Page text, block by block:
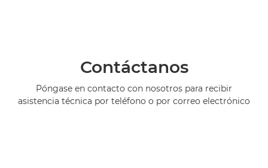
Contáctanos
Póngase en contacto con nosotros para recibir
asistencia técnica por teléfono o por correo electrónico